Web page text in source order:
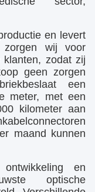
en levert
zorgen wij voor
zodat zij
geen zorgen
beslaat een
meter, met een
kilometer aan
maand kunnen
en
optische